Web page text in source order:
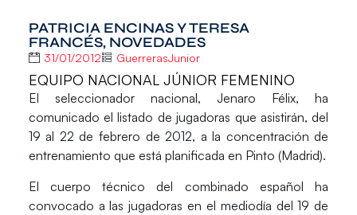
PATRICIA ENCINAS Y TERESA
FRANCÉS, NOVEDADES
31/01/2012 GuerrerasJunior
EQUIPO NACIONAL JÚNIOR FEMENINO
El seleccionador nacional, Jenaro Félix, ha
comunicado el listado de jugadoras que asistirán, del
19 al 22 de febrero de 2012, a la concentración de
entrenamiento que está planificada en Pinto (Madrid).
El cuerpo técnico del combinado español ha
convocado a las jugadoras en el mediodía del 19 de